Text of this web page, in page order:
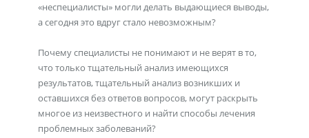
«неспециалисты» могли делать выдающиеся выводы,
а сегодня это вдруг стало невозможным?
Почему специалисты не понимают и не верят в то,
что только тщательный анализ имеющихся
результатов, тщательный анализ возникших и
оставшихся без ответов вопросов, могут раскрыть
многое из неизвестного и найти способы лечения
проблемных заболеваний?